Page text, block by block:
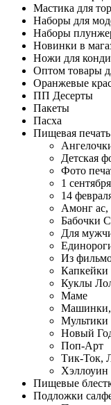
Мастика для
Наборы для
Наборы
Новинки в
Ножи для
Оптом товары
Оранжевые
ПП Десерты
Пакеты
Пасха
Пищевая
Детская
Фото
1
14
Амонг ас,
Бабочки
Для
Из
Капкейки
Куклы
Маме
Машинки,
Мультики
Новый
Поп-Арт
Тик-Ток,
Хэллоуин
Пищевые
Подложки